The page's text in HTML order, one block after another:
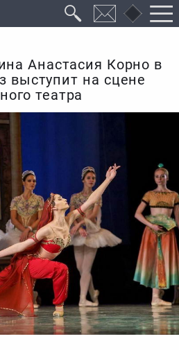
Анастасия Корно в
выступит на сцене
театра